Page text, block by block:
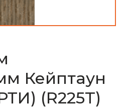
Кейптаун
(R225T)